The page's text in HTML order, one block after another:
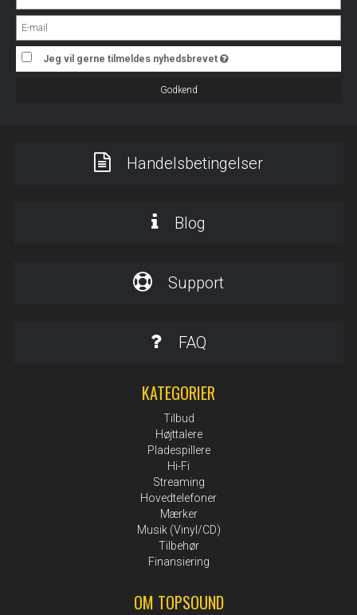
Jeg vil gerne tilmeldes nyhedsbrevet
Godkend
Handelsbetingelser
Blog
Support
FAQ
KATEGORIER
Tilbud
Højttalere
Pladespillere
Hi-Fi
Streaming
Hovedtelefoner
Mærker
Musik (Vinyl/CD)
Tilbehør
Finansiering
OM TOPSOUND